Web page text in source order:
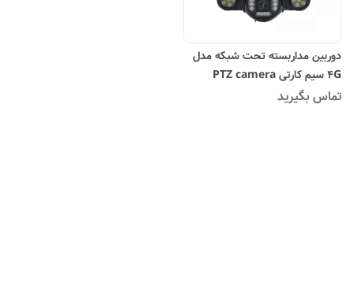
دوربین مداربسته تحت شبکه مدل
4G سیم کارتی PTZ camera
تماس بگیرید